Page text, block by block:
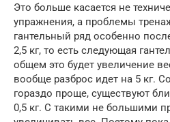
Это больше касается не
упражнения, а проблемы
гантельный ряд особенно
2,5 кг, то есть следующая
общем это будет увеличение
вообще разброс идет на 5 кг.
гораздо проще, существуют
0,5 кг. С такими не большими